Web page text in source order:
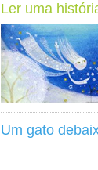
Ler uma
Um gato